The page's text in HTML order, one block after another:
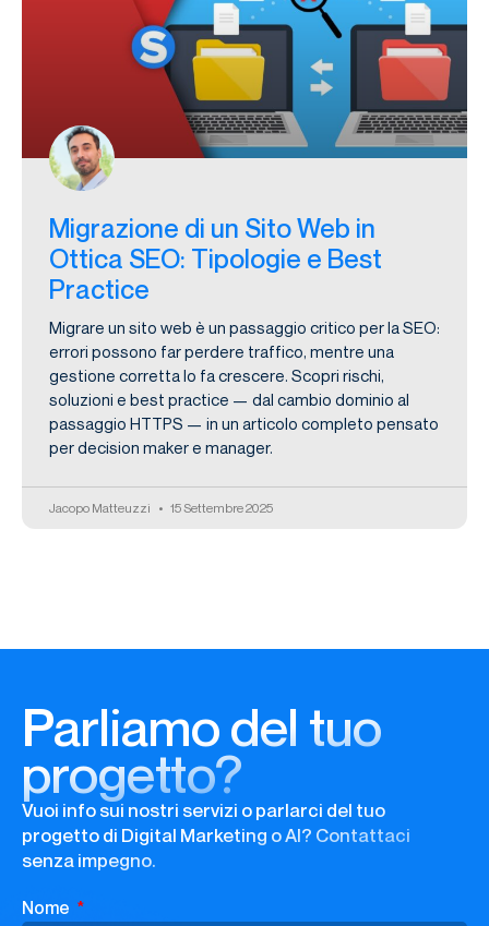
Migrazione di un Sito Web in
Ottica SEO: Tipologie e Best
Practice
Migrare un sito web è un passaggio critico per la SEO:
errori possono far perdere traffico, mentre una
gestione corretta lo fa crescere. Scopri rischi,
soluzioni e best practice — dal cambio dominio al
passaggio HTTPS — in un articolo completo pensato
per decision maker e manager.
Jacopo Matteuzzi 15 Settembre 2025
Parliamo del tuo
progetto?
Vuoi info sui nostri servizi o parlarci del tuo
progetto di Digital Marketing o AI? Contattaci
senza impegno.
Nome